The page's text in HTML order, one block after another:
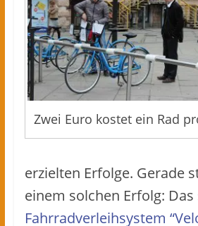
Zwei Euro kostet ein Rad
erzielten Erfolge. Gerade
einem solchen Erfolg: Das
Fahrradverleihsystem